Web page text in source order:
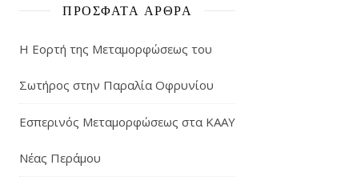
ΠΡΌΣΦΑΤΑ ΆΡΘΡΑ
Η Εορτή της Μεταμορφώσεως του
Σωτήρος στην Παραλία Οφρυνίου
Εσπερινός Μεταμορφώσεως στα ΚΑΑΥ
Νέας Περάμου